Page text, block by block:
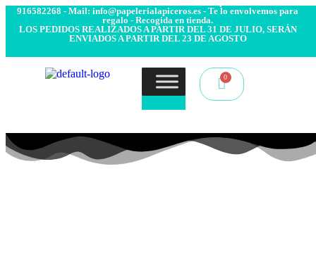
916582268 - Mail: info@papelerialapiceros.es - Te lo envolvemos para
regalo - Recogida en tienda.
LOS PEDIDOS REALIZADOS A PARTIR DEL 31 DE JULIO, SERÁN
ENVIADOS A PARTIR DEL 23 DE AGOSTO